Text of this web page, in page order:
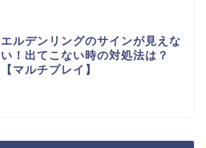
エルデンリングのサインが見えな
い！出てこない時の対処法は？
【マルチプレイ】